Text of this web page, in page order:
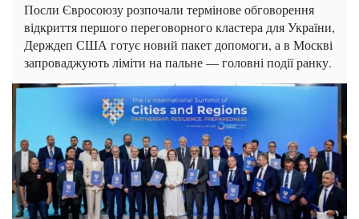
Посли Євросоюзу розпочали термінове обговорення
відкриття першого переговорного кластера для України,
Держдеп США готує новий пакет допомоги, а в Москві
запроваджують ліміти на пальне — головні події ранку.